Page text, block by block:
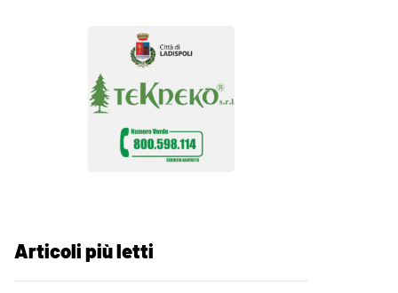
Articoli più letti